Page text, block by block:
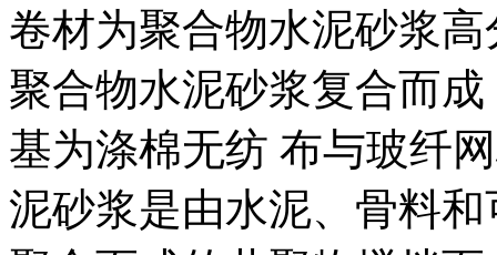
卷材为聚合物水泥砂浆
聚合物水泥砂浆复合而
基为涤棉无纺 布与玻纤
泥砂浆是由水泥、骨料